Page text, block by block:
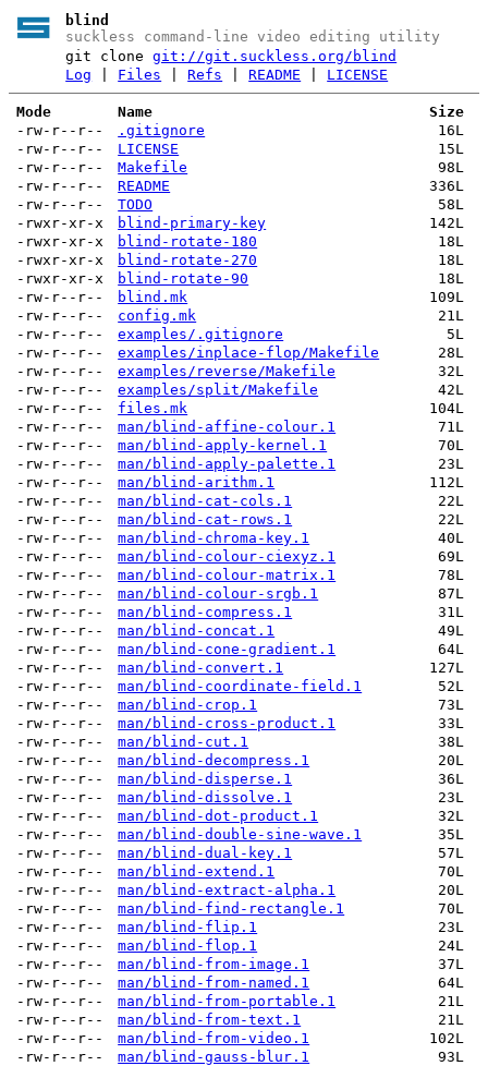
blind
suckless command-line video editing utility
git clonegit://git.suckless.org/blind
Log
Files |Refs |README LICENSE
Mode Name
Size
-rw-r--r--
.gitignore
16L
-rw-r--r--
LICENSE
15L
-rw-r--r--
Makefile
98L
-rw-r--r--
README
336L
-rw-r--r--
TODO
58L
-rwxr-xr-x
blind-primary-key
142L
-rwxr-xr-x
blind-rotate-180
18L
-rwxr-xr-x
blind-rotate-270
18L
-rwxr-xr-x
blind-rotate-90
18L
-rw-r--r--
blind.mk
109L
-rw-r--r--
config.mk
21L
-rw-r--r--
examples/.gitignore
5L
-rw-r--r--
examples/inplace-flop/Makefile
28L
-rw-r--r--
examples/reverse/Makefile
32L
-rw-r--r--
examples/split/Makefile
42L
-rw-r--r--
files.mk
104L
-rw-r--r--
man/blind-affine-colour.1
71L
-rw-r--r--
man/blind-apply-kernel.1
70L
-rw-r--r--
man/blind-apply-palette.1
23L
-rw-r--r--
man/blind-arithm.1
112L
-rw-r--r--
man/blind-cat-cols.1
22L
-rw-r--r--
man/blind-cat-rows.1
22L
-rw-r--r--
man/blind-chroma-key.1
40L
-rw-r--r--
man/blind-colour-ciexyz.1
69L
-rw-r--r--
man/blind-colour-matrix.1
78L
-rw-r--r--
man/blind-colour-srgb.1
87L
-rw-r--r--
man/blind-compress.1
31L
-rw-r--r--
man/blind-concat.1
49L
-rw-r--r--
man/blind-cone-gradient.1
64L
-rw-r--r--
man/blind-convert.1
127L
-rw-r--r--
man/blind-coordinate-field.1
52L
-rw-r--r--
man/blind-crop.1
73L
-rw-r--r--
man/blind-cross-product.1
33L
-rw-r--r--
man/blind-cut.1
38L
-rw-r--r--
man/blind-decompress.1
20L
-rw-r--r--
man/blind-disperse.1
36L
-rw-r--r--
man/blind-dissolve.1
23L
-rw-r--r--
man/blind-dot-product.1
32L
-rw-r--r--
man/blind-double-sine-wave.1
35L
-rw-r--r--
man/blind-dual-key.1
57L
-rw-r--r--
man/blind-extend.1
70L
-rw-r--r--
man/blind-extract-alpha.1
20L
-rw-r--r--
man/blind-find-rectangle.1
70L
-rw-r--r--
man/blind-flip.1
23L
-rw-r--r--
man/blind-flop.1
24L
-rw-r--r--
man/blind-from-image.1
37L
-rw-r--r--
man/blind-from-named.1
64L
-rw-r--r--
man/blind-from-portable.1
21L
-rw-r--r--
man/blind-from-text.1
21L
-rw-r--r--
man/blind-from-video.1
102L
-rw-r--r--
man/blind-gauss-blur.1
93L